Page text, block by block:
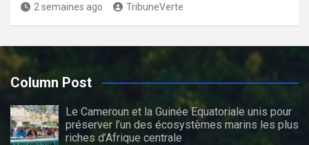
2 semaines ago TribuneVerte
Column Post
Le Cameroun et la Guinée Equatoriale unis pour
préserver l’un des écosystèmes marins les plus
riches d’Afrique centrale